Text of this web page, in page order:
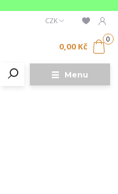
Menu
CZK
0
0,00 Kč